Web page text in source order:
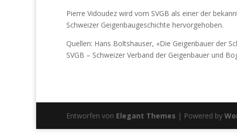
Pierre Vidoudez wird vom SVGB als einer der
Schweizer Geigenbaugeschichte hervorgehoben.
Quellen: Hans Boltshauser, «Die Geigenbauer der
SVGB – Schweizer Verband der Geigenbauer und
Entworfen von Elegant Themes | Powered by